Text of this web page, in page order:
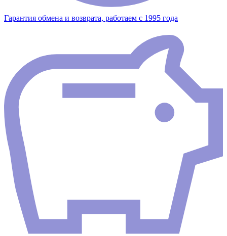
Гарантия обмена и возврата, работаем с 1995 года